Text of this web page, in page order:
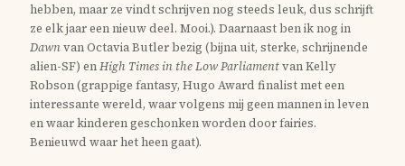
hebben, maar ze vindt schrijven nog steeds leuk, dus schrijft
ze elk jaar een nieuw deel. Mooi.). Daarnaast ben ik nog in
Dawnvan Octavia Butler bezig (bijna uit, sterke, schrijnende
alien-SF) enHigh Times in the Low Parliamentvan Kelly
Robson (grappige fantasy, Hugo Award finalist met een
interessante wereld, waar volgens mij geen mannen in leven
en waar kinderen geschonken worden door fairies.
Benieuwd waar het heen gaat).